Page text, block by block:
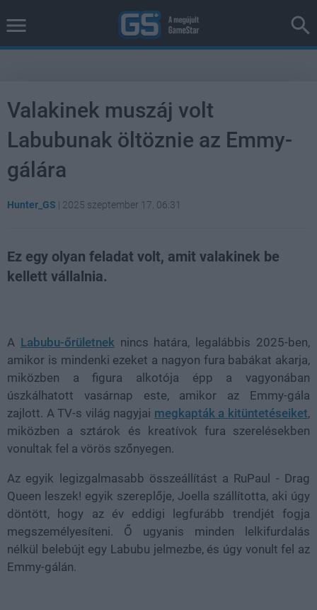
Valakinek muszáj volt
Labubunak öltöznie az Emmy-
gálára
Hunter_GS | 2025 szeptember 17. 06:31
Ez egy olyan feladat volt, amit valakinek be
kellett vállalnia.
A Labubu-őrületneknincs határa, legalábbis 2025-ben,
amikor is mindenki ezeket a nagyon fura babákat akarja,
miközben a figura alkotója épp a vagyonában
úszkálhatott vasárnap este, amikor az Emmy-gála
zajlott. A TV-s világ nagyjai megkapták a kitüntetéseiket,
miközben a sztárok és kreatívok fura szerelésekben
vonultak fel a vörös szőnyegen.
Az egyik legizgalmasabb összeállítást a RuPaul - Drag
Queen leszek! egyik szereplője, Joella szállította, aki úgy
döntött, hogy az év eddigi legfurább trendjét fogja
megszemélyesíteni. Ő ugyanis minden lelkifurdalás
nélkül belebújt egy Labubu jelmezbe, és úgy vonult fel az
Emmy-gálán.